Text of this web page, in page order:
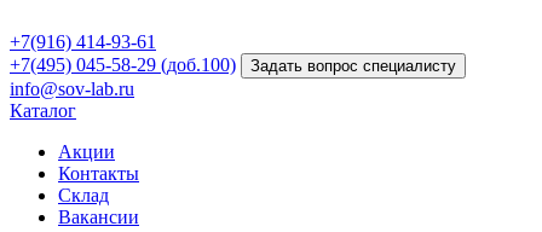
+7(916) 414-93-61
+7(495) 045-58-29 (доб.100)
Задать вопрос специалисту
info@sov-lab.ru
Каталог
Акции
Контакты
Склад
Вакансии